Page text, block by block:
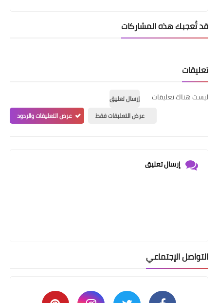
قد تُعجبك هذه المشاركات
تعليقات
ليست هناك تعليقات
إرسال تعليق
عرض التعليقات فقط
عرض التعليقات والردود
إرسال تعليق
التواصل الإجتماعي